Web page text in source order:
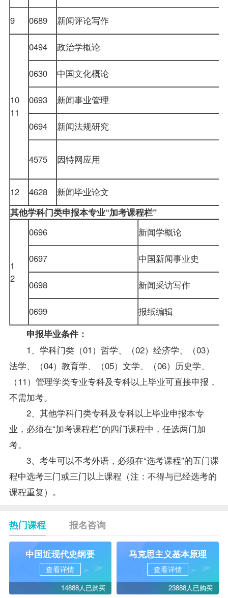
9 0689 新闻评论写作
10
11
0494 政治学概论
0630 中国文化概论
0693 新闻事业管理
0694 新闻法规研究
4575 因特网应用
12 4628 新闻毕业论文
其他学科门类申报本专业“加考课程栏”
1
2
0696 新闻学概论
0697 中国新闻事业史
0698 新闻采访写作
0699 报纸编辑
申报毕业条件：
1、学科门类（01）哲学、（02）经济学、（03）
法学、（04）教育学、（05）文学、（06）历史学、
（11）管理学类专业专科及专科以上毕业可直接申报，
不需加考。
2、其他学科门类专科及专科以上毕业申报本专
业，必须在“加考课程栏”的四门课程中，任选两门加
考。
3、考生可以不考外语，必须在“选考课程”的五门课
程中选考三门或三门以上课程（注：不得与已经选考的
课程重复）。
热门课程 报名咨询
中国近现代史纲要
查看详情
14888人已购买
马克思主义基本原理
查看详情
23888人已购买